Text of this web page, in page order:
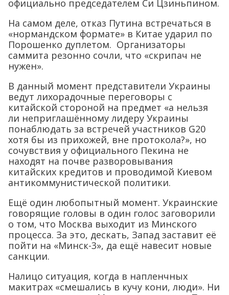
официально председателем Си Цзиньпином.
На самом деле, отказ Путина встречаться в
«нормандском формате» в Китае ударил по
Порошенко дуплетом. Организаторы
саммита резонно сочли, что «скрипач не
нужен».
В данный момент представители Украины
ведут лихорадочные переговоры с
китайской стороной на предмет «а нельзя
ли неприглашённому лидеру Украины
понаблюдать за встречей участников G20
хотя бы из прихожей, вне протокола?», но
сочувствия у официального Пекина не
находят на почве разворовывания
китайских кредитов и проводимой Киевом
антикоммунистической политики.
Ещё один любопытный момент. Украинские
говорящие головы в один голос заговорили
о том, что Москва выходит из Минского
процесса. За это, дескать, Запад заставит её
пойти на «Минск-3», да ещё навесит новые
санкции.
Налицо ситуация, когда в напленчных
макитрах «смешались в кучу кони, люди». Ни